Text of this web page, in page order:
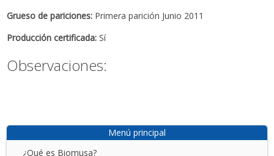
Grueso de pariciones: Primera parición Junio 2011
Producción certificada: Sí
Observaciones:
Menú principal
¿Qué es Biomusa?